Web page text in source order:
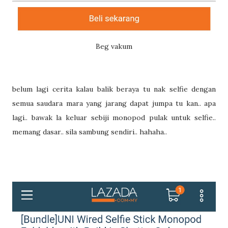
Beg vakum
belum lagi cerita kalau balik beraya tu nak selfie dengan
semua saudara mara yang jarang dapat jumpa tu kan.. apa
lagi.. bawak la keluar sebiji monopod pulak untuk selfie..
memang dasar.. sila sambung sendiri.. hahaha..